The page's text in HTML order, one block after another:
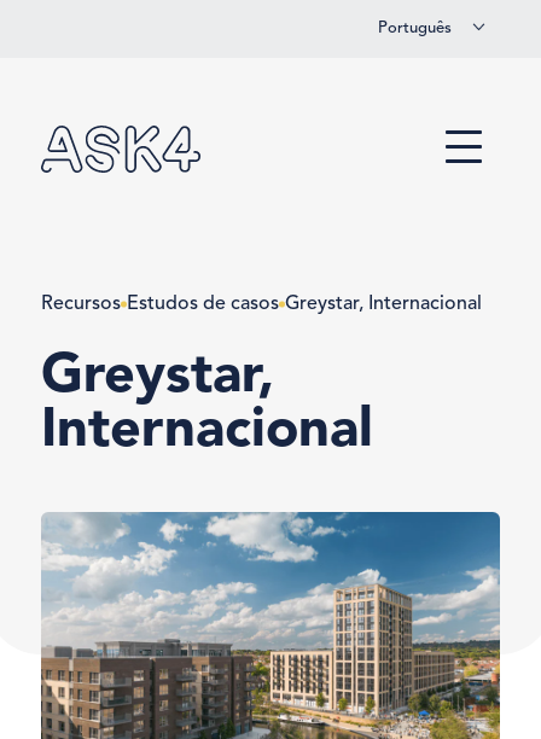
Português
Menu
Recursos Estudos de casos Greystar, Internacional
Greystar,
Internacional